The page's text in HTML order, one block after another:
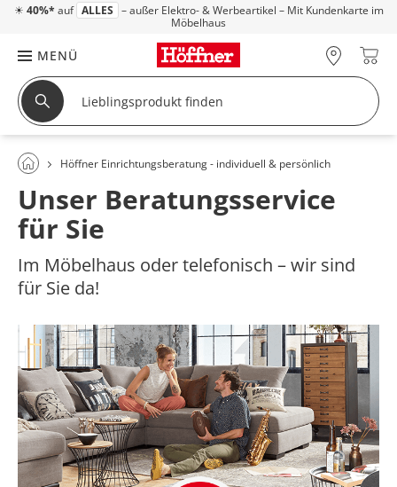
☀ 40%* auf ALLES – außer Elektro- & Werbeartikel – Mit Kundenkarte im
Möbelhaus
MENÜ
Höffner Einrichtungsberatung - individuell & persönlich
Unser Beratungsservice
für Sie
Im Möbelhaus oder telefonisch – wir sind
für Sie da!